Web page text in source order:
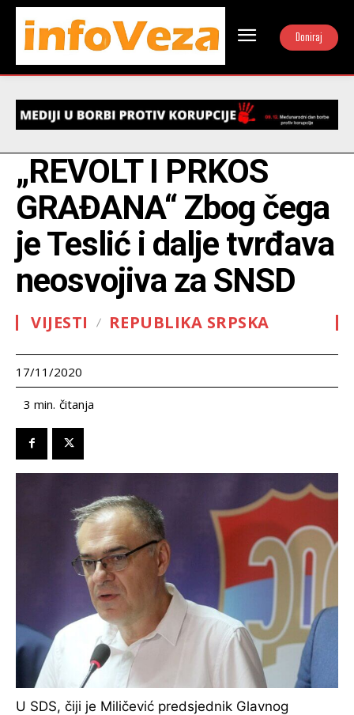
Doniraj
„REVOLT I PRKOS
GRAĐANA“ Zbog čega
je Teslić i dalje tvrđava
neosvojiva za SNSD
VIJESTI REPUBLIKA SRPSKA
17/11/2020
3 min. čitanja
U SDS, čiji je Miličević predsjednik Glavnog